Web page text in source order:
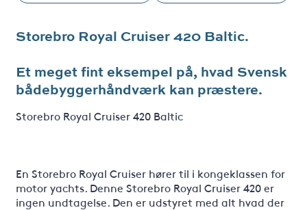
Storebro Royal Cruiser 420 Baltic.
Et meget fint eksempel på, hvad Svensk
bådebyggerhåndværk kan præstere.
Storebro Royal Cruiser 420 Baltic
En Storebro Royal Cruiser hører til i kongeklassen for
motor yachts. Denne Storebro Royal Cruiser 420 er
ingen undtagelse. Den er udstyret med alt hvad der